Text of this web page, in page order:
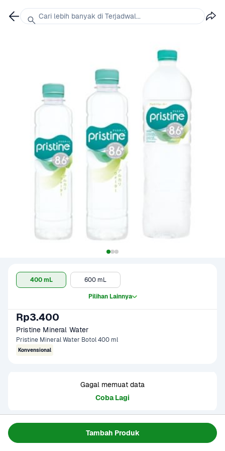
Tambah Produk
400 mL 600 mL
Pilihan Lainnya
Rp3.400
Pristine Mineral Water
Pristine Mineral Water Botol 400 ml
Konvensional
Gagal memuat data
Coba Lagi
Informasi Produk
Pristine Mineral Water 600 ml adalah air minum dalam
Cari lebih banyak di Terjadwal...